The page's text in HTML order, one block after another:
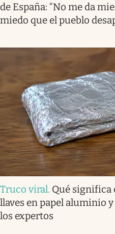
de España: “No me da
miedo que el pueblo
Truco viral. Qué significa
llaves en papel aluminio
los expertos